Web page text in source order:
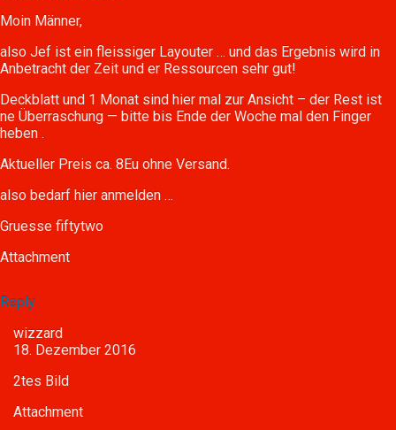
Moin Männer,
also Jef ist ein fleissiger Layouter … und das Ergebnis wird in
Anbetracht der Zeit und er Ressourcen sehr gut!
Deckblatt und 1 Monat sind hier mal zur Ansicht – der Rest ist
ne Überraschung — bitte bis Ende der Woche mal den Finger
heben .
Aktueller Preis ca. 8Eu ohne Versand.
also bedarf hier anmelden …
Gruesse fiftytwo
Attachment
Reply
wizzard
18. Dezember 2016
2tes Bild
Attachment